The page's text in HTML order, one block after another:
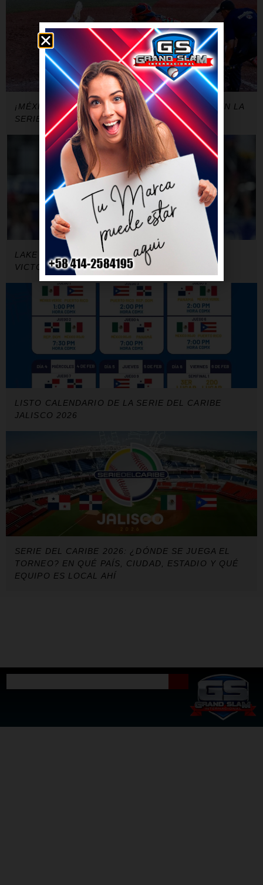
¡MÉXICO VERDE SUMA SU PRIMER TRIUNFO EN LA
SERIE DEL CARIBE!
LAKE HIZO DE TODO, UNA VEZ MÁS, EN LA
VICTORIA DEL ESCOGIDO (R.D.)
LISTO CALENDARIO DE LA SERIE DEL CARIBE
JALISCO 2026
SERIE DEL CARIBE 2026: ¿DÓNDE SE JUEGA EL
TORNEO? EN QUÉ PAÍS, CIUDAD, ESTADIO Y QUÉ
EQUIPO ES LOCAL AHÍ